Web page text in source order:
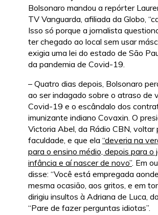
Bolsonaro mandou a repórter
TV Vanguarda, afiliada da Globo,
Isso só porque a jornalista
ter chegado ao local sem usar
exigia uma lei do estado de São
da pandemia de Covid-19.
– Quatro dias depois, Bolsonaro
ao ser indagado sobre o atraso de
Covid-19 e o escândalo dos
imunizante indiano Covaxin. O
Victoria Abel, da Rádio CBN, voltar
faculdade, e que ela “deveria na
para o ensino médio, depois para o
infância e aí nascer de novo” . Em
disse: “Você está empregada
mesma ocasião, aos gritos, e em
dirigiu insultos à Adriana de Luca,
“Pare de fazer perguntas idiotas”.